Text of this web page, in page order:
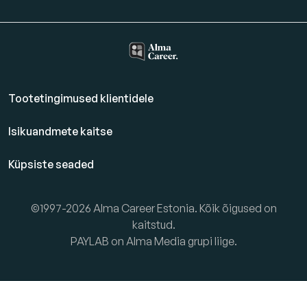
Tootetingimused klientidele
Isikuandmete kaitse
Küpsiste seaded
©1997-2026 Alma Career Estonia. Kõik õigused on
kaitstud.
PAYLAB on Alma Media grupi liige.